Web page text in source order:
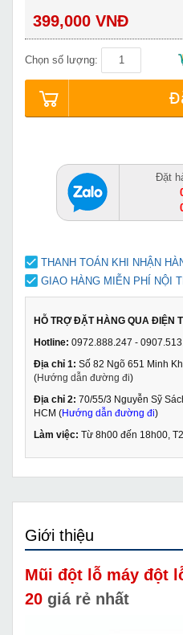
399,000 VNĐ
Chọn số lượng:
Đặt
THANH TOÁN KHI NHẬN
GIAO HÀNG MIỄN PHÍ NỘI
HỖ TRỢ ĐẶT HÀNG QUA ĐIỆN
Hotline: 0972.888.247 -
Địa chỉ 1: Số 82 Ngõ 651 Minh
(Hướng dẫn đường đi)
Địa chỉ 2: 70/55/3 Nguyễn Sỹ
HCM (Hướng dẫn đường đi)
Làm việc: Từ 8h00 đến 18h00,
Giới thiệu
Mũi đột lỗ máy đột
20 giá rẻ nhất